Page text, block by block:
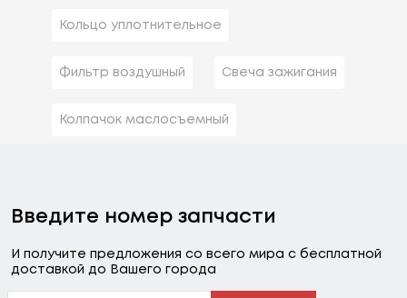
Кольцо уплотнительное
Фильтр воздушный Свеча зажигания
Колпачок маслосъемный
Введите номер запчасти
И получите предложения со всего мира с бесплатной
доставкой до Вашего города